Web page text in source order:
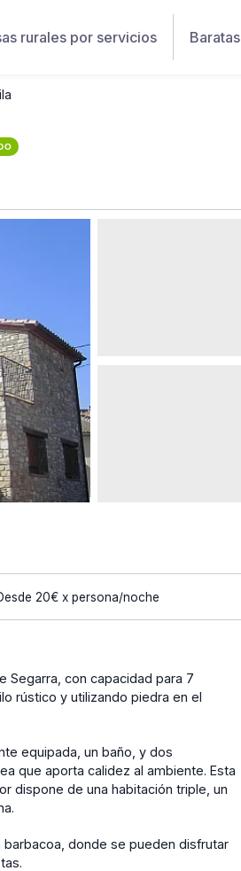
rurales por servicios Baratas
20€ x persona/noche
Segarra, con capacidad para 7
rústico y utilizando piedra en el
equipada, un baño, y dos
que aporta calidez al ambiente. Esta
dispone de una habitación triple, un
barbacoa, donde se pueden disfrutar